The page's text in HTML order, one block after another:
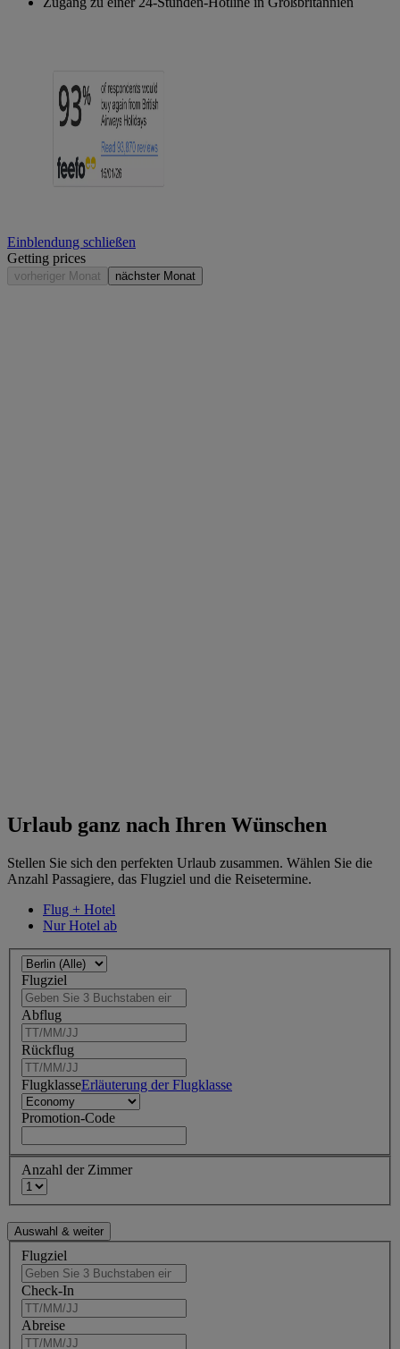
Einblendung schließen
Getting prices
vorheriger Monat nächster Monat
Urlaub ganz nach Ihren Wünschen
Stellen Sie sich den perfekten Urlaub zusammen. Wählen Sie die
Anzahl Passagiere, das Flugziel und die Reisetermine.
Flug + Hotel
Nur Hotel ab
Flugziel
Abflug
Rückflug
FlugklasseErläuterung der Flugklasse
Promotion-Code
Anzahl der Zimmer
Flugziel
Check-In
Abreise